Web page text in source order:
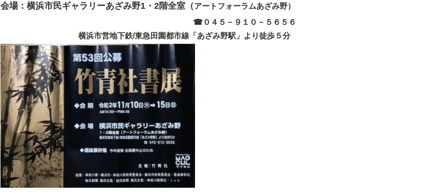
会場：横浜市民ギャラリーあざみ野1・2階全室（アートフォーラムあざみ野）
☎０４５－９１０－５６５６
横浜市営地下鉄/東急田園都市線「あざみ野駅」より徒歩５分